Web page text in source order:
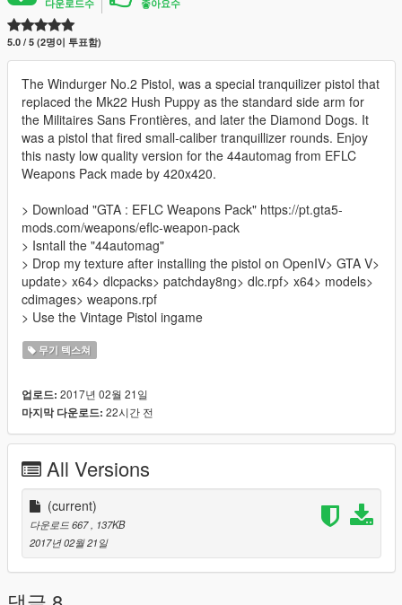
다운로드수 좋아요수
5.0 / 5 (2명이 투표함)
The Windurger No.2 Pistol, was a special tranquilizer pistol that
replaced the Mk22 Hush Puppy as the standard side arm for
the Militaires Sans Frontières, and later the Diamond Dogs. It
was a pistol that fired small-caliber tranquillizer rounds. Enjoy
this nasty low quality version for the 44automag from EFLC
Weapons Pack made by 420x420.
> Download "GTA : EFLC Weapons Pack" https://pt.gta5-
mods.com/weapons/eflc-weapon-pack
> Isntall the "44automag"
> Drop my texture after installing the pistol on OpenIV> GTA V>
update> x64> dlcpacks> patchday8ng> dlc.rpf> x64> models>
cdimages> weapons.rpf
> Use the Vintage Pistol ingame
무기 텍스쳐
업로드: 2017년 02월 21일
마지막 다운로드: 22시간 전
All Versions
(current)
다운로드 667, 137KB
2017년 02월 21일